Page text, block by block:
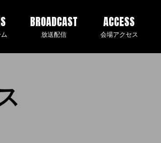
BROADCAST
放送配信
ACCESS
会場アクセス